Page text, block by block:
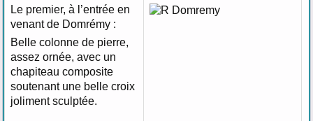
Le premier, à l’entrée en
venant de Domrémy :
Belle colonne de pierre,
assez ornée, avec un
chapiteau composite
soutenant une belle croix
joliment sculptée.